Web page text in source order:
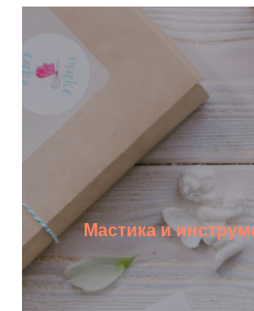
Мастика и